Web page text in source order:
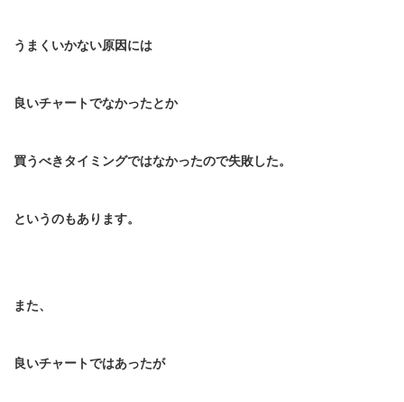
うまくいかない原因には
良いチャートでなかったとか
買うべきタイミングではなかったので失敗した。
というのもあります。
また、
良いチャートではあったが